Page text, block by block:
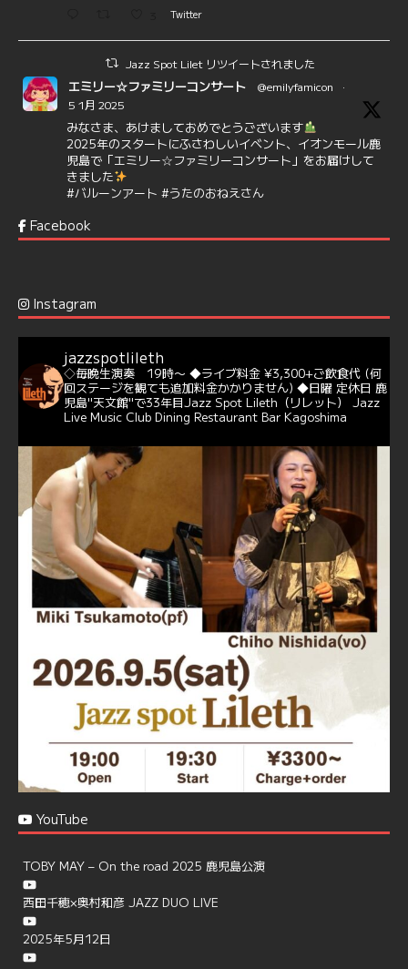
Twitter
Jazz Spot Lilet リツイートされました
エミリー☆ファミリーコンサート @emilyfamicon
·
5 1月 2025
みなさま、あけましておめでとうございます
2025年のスタートにふさわしいイベント、イオンモール鹿
児島で「エミリー☆ファミリーコンサート」をお届けして
きました
#バルーンアート #うたのおねえさん
6 7
@delightful_gang
バー♪♬
当店での演奏シーンもご覧いただけます❣❣
#天文館ミリオネーション #ジャミラ #クリスマスソング
https://youtu.be/2lhypP4KWc4?si=CEbY-wEg5HDc_iEv
6 Twitter
Jazz Spot Lilet · 11 11月 2024
忘年会＆新年会 ご予約承り中❣❣
☆窓辺から天文館ミリオネーション
☆JAZZの生演奏を聴きながら♪
☆地産地消に拘ったフードメニュー
プラン内容はご予算とご要望に応じてアレンジ可能ですの
で、お気軽にお問い合せください
https://jazzspotlileth.com/recommend/8650
6 7 Twitter
Load More
Facebook
Instagram
jazzspotlileth
◇毎晩生演奏 19時〜 ◆ライブ料金 ¥3,300+ご飲食代 (何
回ステージを観ても追加料金かかりません) ◆日曜 定休日 鹿
児島"天文館"で33年目Jazz Spot Lileth（リレット）
Jazz
Live Music Club Dining Restaurant Bar Kagoshima
YouTube
TOBY MAY – On the road 2025 鹿児島公演
西田千穂×奥村和彦 JAZZ DUO LIVE
2025年5月12日